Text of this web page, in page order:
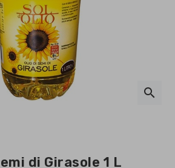
search
di Girasole 1 L